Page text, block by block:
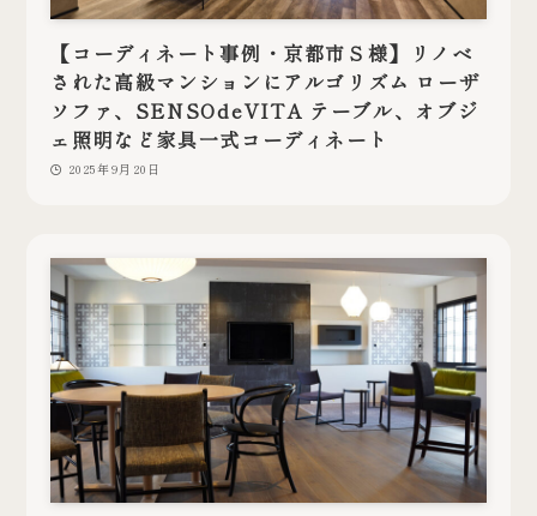
【コーディネート事例・京都市Ｓ様】リノベ
された高級マンションにアルゴリズム ローザ
ソファ、SENSOdeVITA テーブル、オブジ
ェ照明など家具一式コーディネート
2025年9月20日